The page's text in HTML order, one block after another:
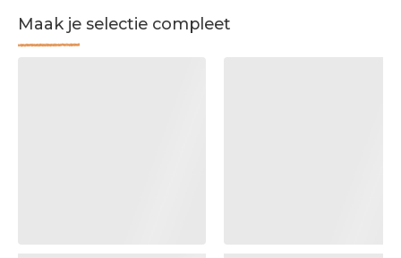
Maak je selectie compleet